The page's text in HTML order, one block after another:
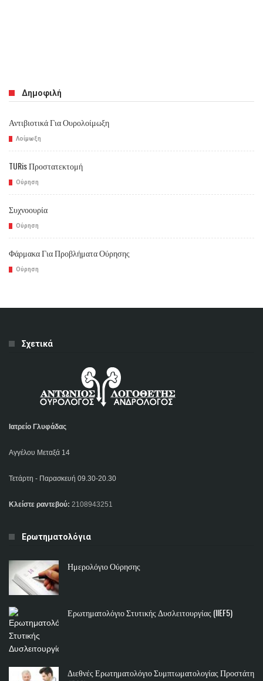
Δημοφιλή
Αντιβιοτικά Για Ουρολοίμωξη
Λοίμωξη
TURis Προστατεκτομή
Ούρηση
Συχνοουρία
Ούρηση
Φάρμακα Για Προβλήματα Ούρησης
Ούρηση
Σχετικά
Ιατρείο Γλυφάδας
Αγγέλου Μεταξά 14
Τετάρτη - Παρασκευή 09.30-20.30
Κλείστε ραντεβού: 2108943251
Ερωτηματολόγια
Ημερολόγιο Ούρησης
Ερωτηματολόγιο Στυτικής Δυσλειτουργίας (IIEF5)
Διεθνές Ερωτηματολόγιο Συμπτωματολογίας Προστάτη